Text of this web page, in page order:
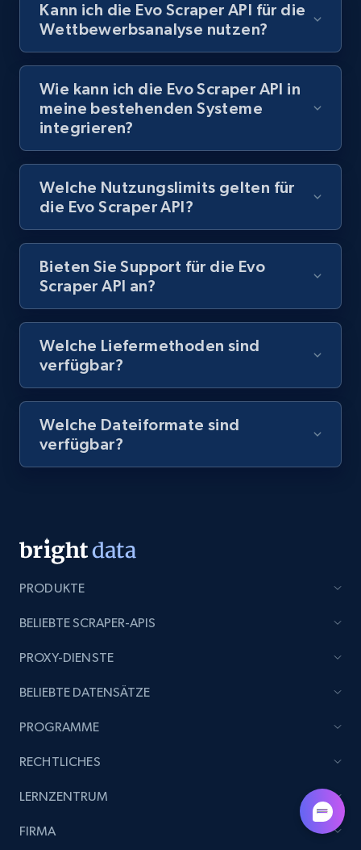
1.1K+ 149+ Gratis testen
Lowes.com
URL, Domain, Marketplace pn, Sku, Other pn,
Model number, Gtin ean pn, Product name, and
more.
991+ 162+ Gratis testen
Lowes.com - Gather data on products using
specified keywords
more.
more.
Lazada - Products
URL, Title, Rating, Reviews, Initial price, Final
price, Currency, Stock, and more.
Kann ich die Evo Scraper API für die
Wettbewerbsanalyse nutzen?
Wie kann ich die Evo Scraper API in
meine bestehenden Systeme
integrieren?
Welche Nutzungslimits gelten für
die Evo Scraper API?
Bieten Sie Support für die Evo
Scraper API an?
Welche Liefermethoden sind
verfügbar?
Welche Dateiformate sind
verfügbar?
PRODUKTE
BELIEBTE SCRAPER-APIS
PROXY-DIENSTE
BELIEBTE DATENSÄTZE
PROGRAMME
RECHTLICHES
LERNZENTRUM
FIRMA